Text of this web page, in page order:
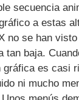
secuencia
a estas
no se han
tan baja.
gráfica es casi
ni mucho